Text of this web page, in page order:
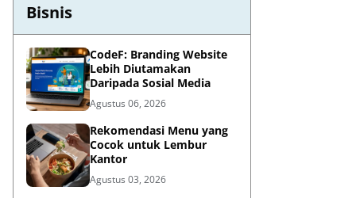
Bisnis
CodeF: Branding Website
Lebih Diutamakan
Daripada Sosial Media
Agustus 06, 2026
Rekomendasi Menu yang
Cocok untuk Lembur
Kantor
Agustus 03, 2026